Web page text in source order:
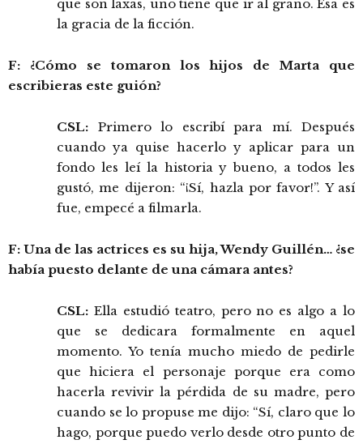
que son laxas, uno tiene que ir al grano. Esa es
la gracia de la ficción.
F: ¿Cómo se tomaron los hijos de Marta que
escribieras este guión?
CSL: Primero lo escribí para mí. Después
cuando ya quise hacerlo y aplicar para un
fondo les leí la historia y bueno, a todos les
gustó, me dijeron: “¡Sí, hazla por favor!”. Y así
fue, empecé a filmarla.
F: Una de las actrices es su hija, Wendy Guillén… ¿se
había puesto delante de una cámara antes?
CSL: Ella estudió teatro, pero no es algo a lo
que se dedicara formalmente en aquel
momento. Yo tenía mucho miedo de pedirle
que hiciera el personaje porque era como
hacerla revivir la pérdida de su madre, pero
cuando se lo propuse me dijo: “Sí, claro que lo
hago, porque puedo verlo desde otro punto de